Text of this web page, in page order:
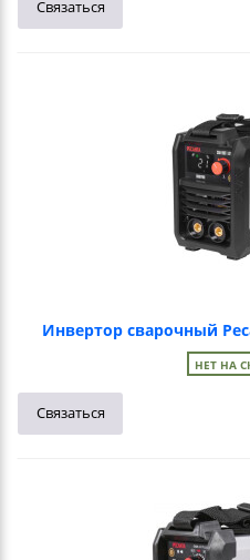
Связаться
Инвертор сварочный
НЕТ НА
Связаться